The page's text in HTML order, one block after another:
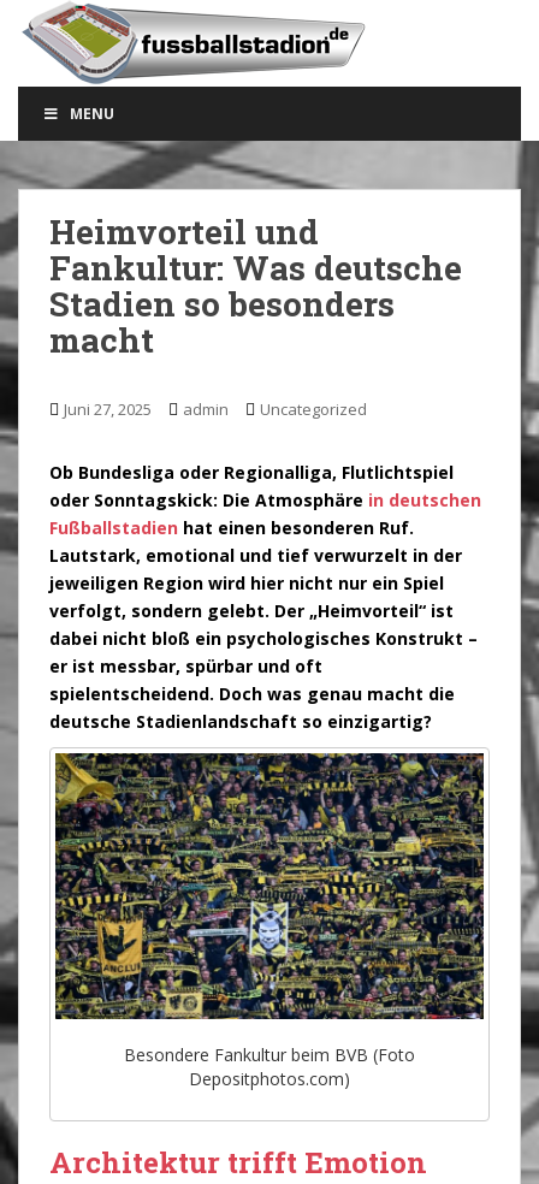
m
n
c
o
n
n
MENU
Heimvorteil und
Fankultur: Was deutsche
Stadien so besonders
macht
Juni 27, 2025 admin Uncategorized
Ob Bundesliga oder Regionalliga, Flutlichtspiel
oder Sonntagskick: Die Atmosphäre in deutschen
Fußballstadien hat einen besonderen Ruf.
Lautstark, emotional und tief verwurzelt in der
jeweiligen Region wird hier nicht nur ein Spiel
verfolgt, sondern gelebt. Der „Heimvorteil“ ist
dabei nicht bloß ein psychologisches Konstrukt –
er ist messbar, spürbar und oft
spielentscheidend. Doch was genau macht die
deutsche Stadienlandschaft so einzigartig?
Besondere Fankultur beim BVB (Foto
Depositphotos.com)
Architektur trifft Emotion